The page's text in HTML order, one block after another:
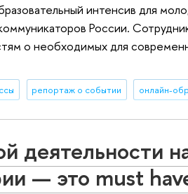
интенсив для
России.
о необходимых для
репортаж о событии онлайн-
деятельности
— это must